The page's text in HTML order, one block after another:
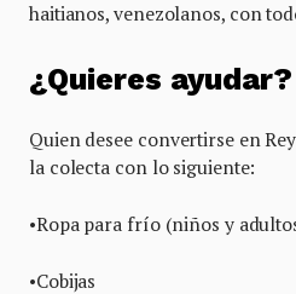
haitianos, venezolanos, con
¿Quieres ayudar?
Quien desee convertirse en
la colecta con lo siguiente:
•Ropa para frío (niños y
•Cobijas